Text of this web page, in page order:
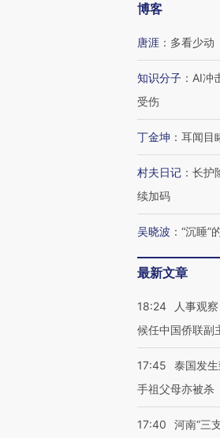
博客
唐涯 ： 多看少动
知识分子 ： AI冲
受伤
丁金坤 ： 耳闻目
村夫日记 ： 长护
续加码
吴晓波 ： “沉睡”
最新文章
18:24
人事观
候任中国侨联副
17:45
泰国发
手祖父母亦被杀
17:40
河南“三